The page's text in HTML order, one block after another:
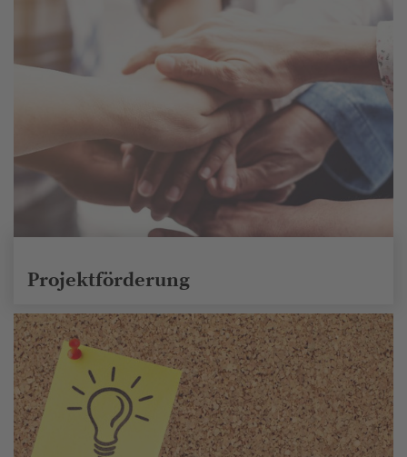
Projektförderung